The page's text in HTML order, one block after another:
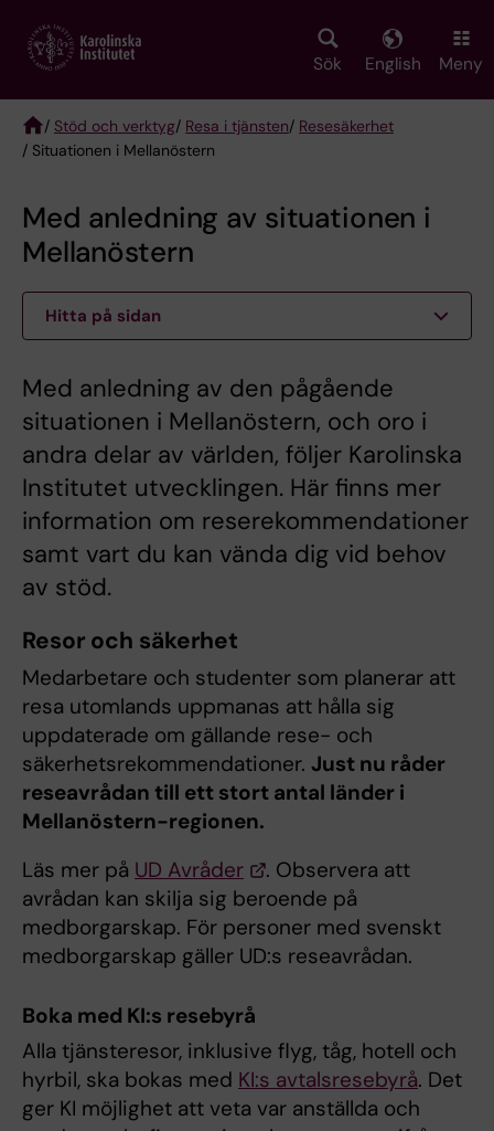
main
Sök English Meny
Breadcrumb
/ Stöd och verktyg/ Resa i tjänsten/ Resesäkerhet
/ Situationen i Mellanöstern
Med anledning av situationen i
Mellanöstern
Hitta på sidan
Med anledning av den pågående
situationen i Mellanöstern, och oro i
andra delar av världen, följer Karolinska
Institutet utvecklingen. Här finns mer
information om reserekommendationer
samt vart du kan vända dig vid behov
av stöd.
Resor och säkerhet
Medarbetare och studenter som planerar att
resa utomlands uppmanas att hålla sig
uppdaterade om gällande rese- och
säkerhetsrekommendationer. Just nu råder
reseavrådan till ett stort antal länder i
Mellanöstern-regionen.
Läs mer på UD Avråder
. Observera att
avrådan kan skilja sig beroende på
medborgarskap. För personer med svenskt
medborgarskap gäller UD:s reseavrådan.
Boka med KI:s resebyrå
Alla tjänsteresor, inklusive flyg, tåg, hotell och
hyrbil, ska bokas med KI:s avtalsresebyrå. Det
ger KI möjlighet att veta var anställda och